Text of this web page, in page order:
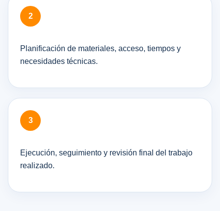
Planificación de materiales, acceso, tiempos y
necesidades técnicas.
Ejecución, seguimiento y revisión final del trabajo
realizado.